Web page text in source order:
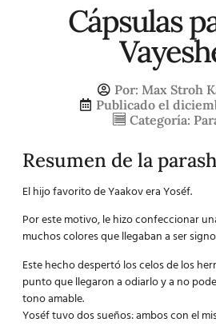
Cápsulas
Por: Max Stroh
Publicado el
Categoría:
Resumen de la
El hijo favorito de Yaakov era Yoséf.
Por este motivo, le hizo confeccionar
muchos colores que llegaban a ser
Este hecho despertó los celos de los
punto que llegaron a odiarlo y a no
tono amable.
Yoséf tuvo dos sueños: ambos con el